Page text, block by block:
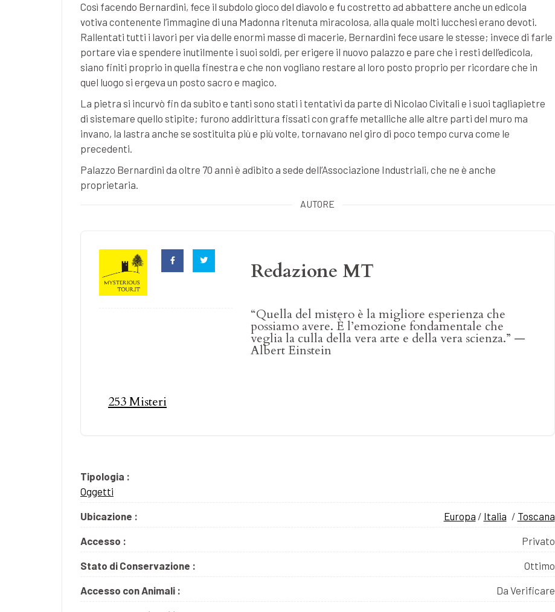
Così facendo Bernardini, fece il subdolo gioco del diavolo e fu costretto ad abbattere anche un edicola
votiva contenente l’immagine di una Madonna ritenuta miracolosa, alla quale molti lucchesi erano devoti.
Rallentati tutti i lavori per via delle enormi masse di macerie, Bernardini fece usare le stesse; invece di farle
portare via e spendere inutilmente i suoi soldi, per erigere il nuovo palazzo e pare che i resti dell’edicola,
siano finiti proprio in quella finestra e che non vogliano restare al loro posto proprio per ricordare che in
quel luogo si ergeva un posto sacro e magico.
La pietra si incurvò fin da subito e tanti sono stati i tentativi da parte di Nicolao Civitali e i suoi tagliapietre
di sistemare quello stipite; furono addirittura fissati con graffe metalliche alle altre parti del muro ma
invano, la lastra anche se sostituita più e più volte, tornavano nel giro di poco tempo curva come le
precedenti.
Palazzo Bernardini da oltre 70 anni è adibito a sede dell’Associazione Industriali, che ne è anche
proprietaria.
AUTORE
Redazione MT
“Quella del mistero è la migliore esperienza che
possiamo avere. È l’emozione fondamentale che
veglia la culla della vera arte e della vera scienza.” —
Albert Einstein
253 Misteri
Tipologia :
Oggetti
Ubicazione : Europa / Italia / Toscana
Accesso : Privato
Stato di Conservazione : Ottimo
Accesso con Animali : Da Verificare